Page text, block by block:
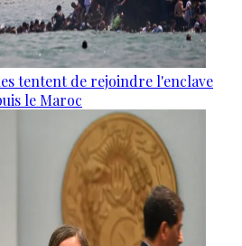
tentent de rejoindre l'enclave
le Maroc